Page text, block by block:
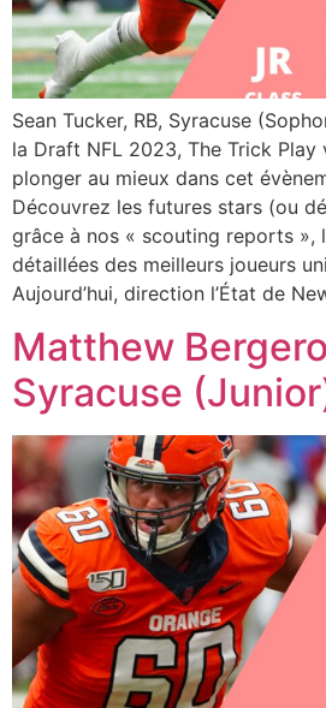
Sean Tucker, RB, Syracuse
la Draft NFL 2023, The Trick
plonger au mieux dans cet
Découvrez les futures stars (ou
grâce à nos « scouting reports »,
détaillées des meilleurs joueurs
Aujourd’hui, direction l’État de
Matthew
Syracuse